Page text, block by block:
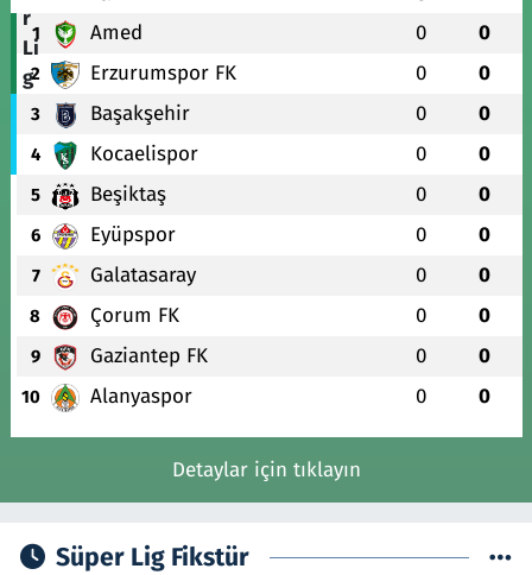
1 Amed 0 0
2 Erzurumspor FK 0 0
3 Başakşehir 0 0
4 Kocaelispor 0 0
5 Beşiktaş 0 0
6 Eyüpspor 0 0
7 Galatasaray 0 0
8 Çorum FK 0 0
9 Gaziantep FK 0 0
10 Alanyaspor 0 0
Detaylar için tıklayın
Süper Lig Fikstür